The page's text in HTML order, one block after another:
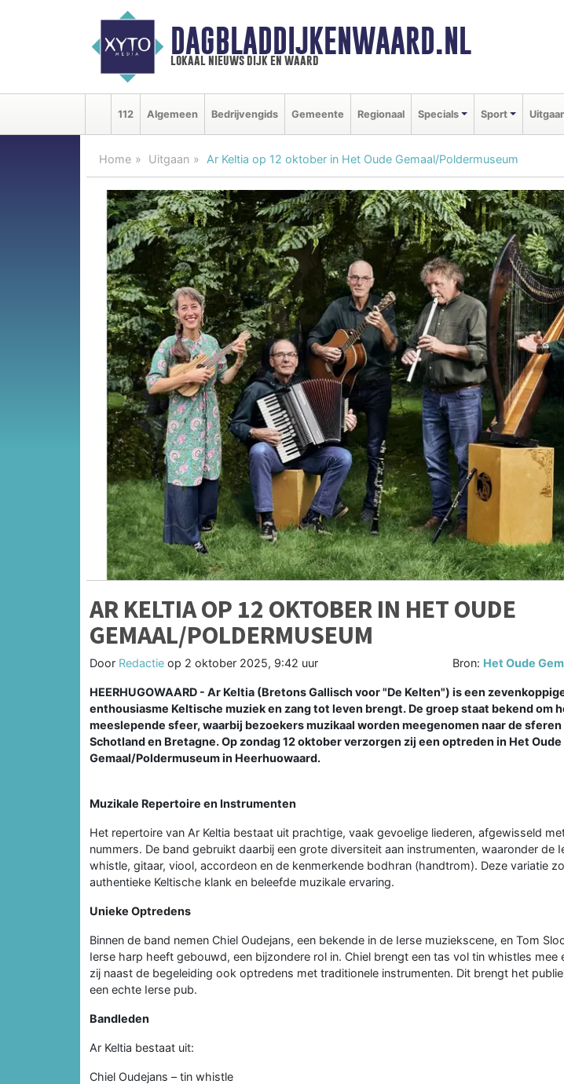
DAGBLADDIJKENWAARD.NL
lokaal nieuws dijk en waard
112 Algemeen Bedrijvengids Gemeente Regionaal Specials Sport
Home Uitgaan Ar Keltia op 12 oktober in Het Oude Gemaal/Poldermuseum
AR KELTIA OP 12 OKTOBER IN HET OUDE
GEMAAL/POLDERMUSEUM
Door Redactie op 2 oktober 2025, 9:42 uur Bron: Het Oude
HEERHUGOWAARD - Ar Keltia (Bretons Gallisch voor "De Kelten") is een
enthousiasme Keltische muziek en zang tot leven brengt. De groep staat bekend om
meeslepende sfeer, waarbij bezoekers muzikaal worden meegenomen naar de sferen
Schotland en Bretagne. Op zondag 12 oktober verzorgen zij een optreden in Het Oude
Gemaal/Poldermuseum in Heerhuowaard.
Muzikale Repertoire en Instrumenten
Het repertoire van Ar Keltia bestaat uit prachtige, vaak gevoelige liederen, afgewisseld
nummers. De band gebruikt daarbij een grote diversiteit aan instrumenten, waaronder de
whistle, gitaar, viool, accordeon en de kenmerkende bodhran (handtrom). Deze variatie
authentieke Keltische klank en beleefde muzikale ervaring.
Unieke Optredens
Binnen de band nemen Chiel Oudejans, een bekende in de Ierse muziekscene, en Tom
Ierse harp heeft gebouwd, een bijzondere rol in. Chiel brengt een tas vol tin whistles mee
zij naast de begeleiding ook optredens met traditionele instrumenten. Dit brengt het
een echte Ierse pub.
Bandleden
Ar Keltia bestaat uit:
Chiel Oudejans – tin whistle